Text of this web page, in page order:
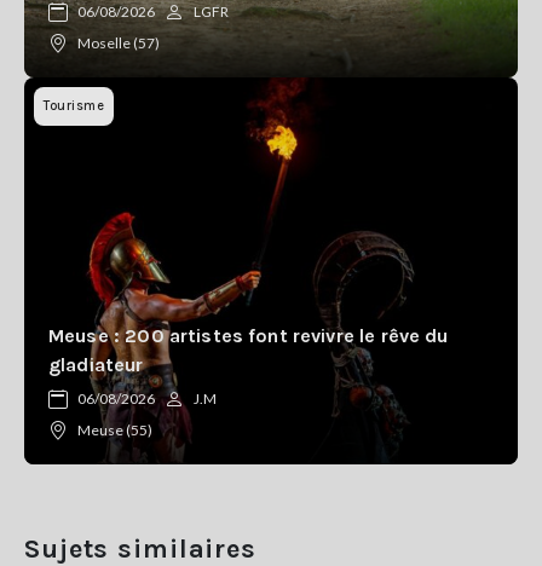
06/08/2026
LGFR
Moselle (57)
Tourisme
Meuse : 200 artistes font revivre le rêve du
gladiateur
06/08/2026
J.M
Meuse (55)
Sujets similaires